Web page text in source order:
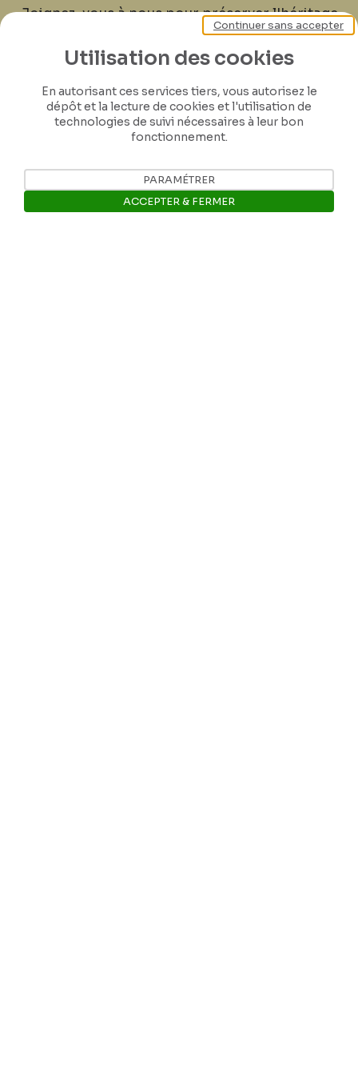
Joignez-vous à nous pour préserver l'héritage
de Félicien Rops ! Partagez vos lettres,
documents et connaissances afin de
les générations futures.
Je contribue
Utilisation des cookies
En autorisant ces services tiers, vous autorisez le
dépôt et la lecture de cookies et l'utilisation de
technologies de suivi nécessaires à leur bon
fonctionnement.
Continuer sans accepter
PARAMÉTRER
ACCEPTER & FERMER